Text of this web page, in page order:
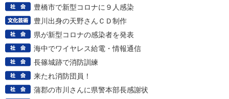
豊橋市で新型コロナに９人感染
豊川出身の天野さんＣＤ制作
県が新型コロナの感染者を発表
海中でワイヤレス給電・情報通信
長篠城跡で消防訓練
来たれ消防団員！
蒲郡の市川さんに県警本部長感謝状